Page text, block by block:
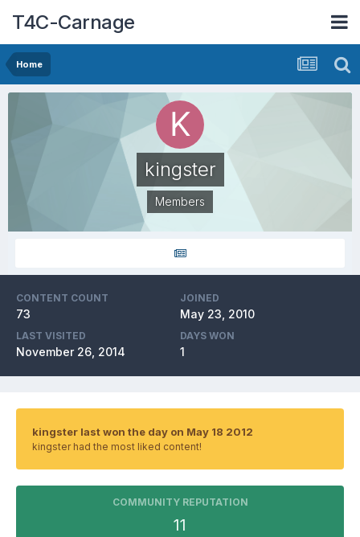
T4C-Carnage
Home
kingster
Members
CONTENT COUNT
73
JOINED
May 23, 2010
LAST VISITED
November 26, 2014
DAYS WON
1
kingster last won the day on May 18 2012
kingster had the most liked content!
COMMUNITY REPUTATION
11